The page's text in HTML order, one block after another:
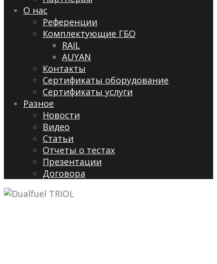
О нас
Референции
Комплектующие ГБО
RAIL
AUYAN
Контакты
Сертификаты оборудование
Сертификаты услуги
Разное
Новости
Видео
Cтатьи
Отчеты о тестах
Презентации
Договора